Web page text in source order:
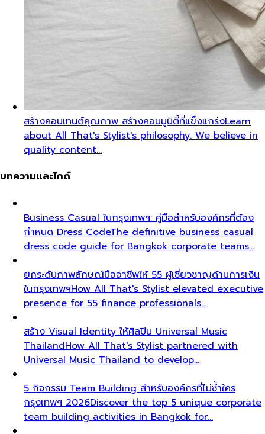
สร้างคอนเทนต์คุณภาพ สร้างคอมมูนิตี้ที่แข็งแกร่งLearn
about All That's Stylist's philosophy. We believe in
quality content…
บทความและไกด์
Business Casual ในกรุงเทพฯ: คู่มือสำหรับองค์กรที่ต้อง
กำหนด Dress CodeThe definitive business casual
dress code guide for Bangkok corporate teams…
ยกระดับภาพลักษณ์มืออาชีพให้ 55 ผู้เชี่ยวชาญด้านการเงิน
ในกรุงเทพฯHow All That's Stylist elevated executive
presence for 55 finance professionals…
สร้าง Visual Identity ให้ศิลปิน Universal Music
ThailandHow All That's Stylist partnered with
Universal Music Thailand to develop…
5 กิจกรรม Team Building สำหรับองค์กรที่ไม่ซ้ำใคร
กรุงเทพฯ 2026Discover the top 5 unique corporate
team building activities in Bangkok for…